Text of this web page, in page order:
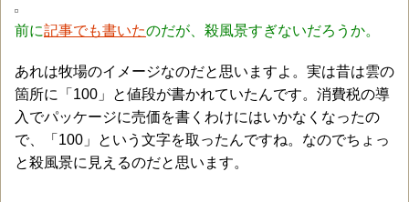
前に記事でも書いたのだが、殺風景すぎないだろうか。
あれは牧場のイメージなのだと思いますよ。実は昔は雲の
箇所に「100」と値段が書かれていたんです。消費税の導
入でパッケージに売価を書くわけにはいかなくなったの
で、「100」という文字を取ったんですね。なのでちょっ
と殺風景に見えるのだと思います。